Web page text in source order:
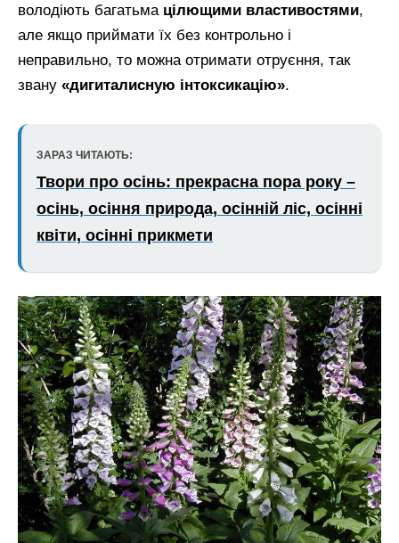
володіють багатьма цілющими властивостями,
але якщо приймати їх без контрольно і
неправильно, то можна отримати отруєння, так
звану «дигиталисную інтоксикацію».
ЗАРАЗ ЧИТАЮТЬ:
Твори про осінь: прекрасна пора року –
осінь, осіння природа, осінній ліс, осінні
квіти, осінні прикмети